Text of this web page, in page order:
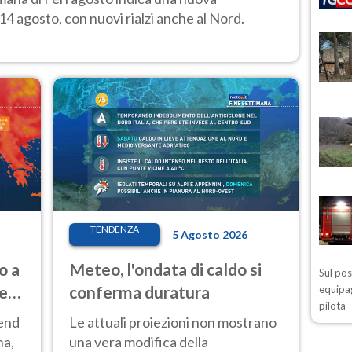
agosto, con nuovi rialzi anche al Nord.
a
TENDENZA 5 Agosto 2026
Meteo, l'ondata di caldo si
conferma duratura
Le attuali proiezioni non mostrano
una vera modifica della
Sul
pilota